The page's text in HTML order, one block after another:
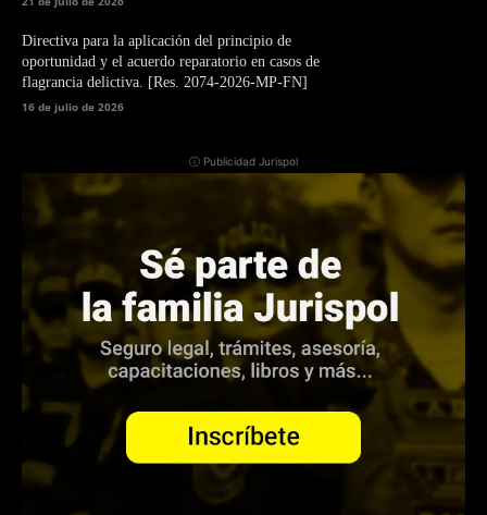
Directiva para la aplicación del principio de
oportunidad y el acuerdo reparatorio en casos de
flagrancia delictiva. [Res. 2074-2026-MP-FN]
16 de julio de 2026
ⓘ Publicidad Jurispol